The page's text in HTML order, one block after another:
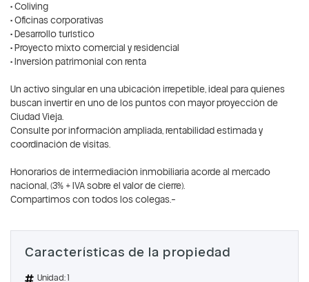
• Coliving
• Oficinas corporativas
• Desarrollo turístico
• Proyecto mixto comercial y residencial
• Inversión patrimonial con renta
Un activo singular en una ubicación irrepetible, ideal para quienes
buscan invertir en uno de los puntos con mayor proyección de
Ciudad Vieja.
Consulte por información ampliada, rentabilidad estimada y
coordinación de visitas.
Honorarios de intermediación inmobiliaria acorde al mercado
nacional, (3% + IVA sobre el valor de cierre).
Compartimos con todos los colegas.-
Características de la propiedad
Unidad: 1